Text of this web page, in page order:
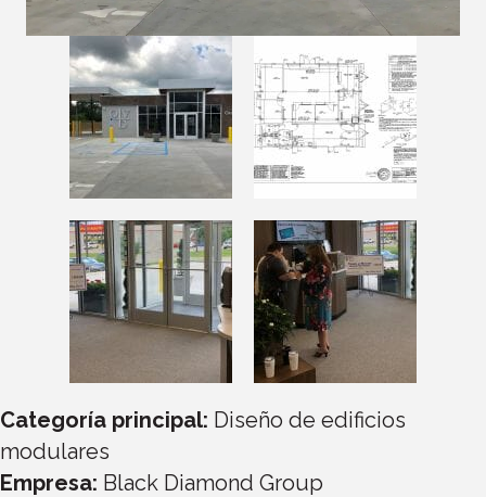
Categoría principal: Diseño de edificios
modulares
Empresa: Black Diamond Group